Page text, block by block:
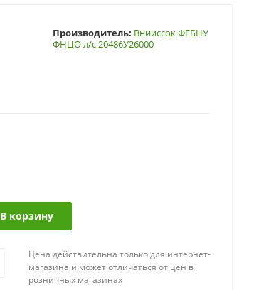
Производитель: Внииссок ФГБНУ
ФНЦО л/с 20486У26000
В корзину
Цена действительна только для интернет-
магазина и может отличаться от цен в
розничных магазинах